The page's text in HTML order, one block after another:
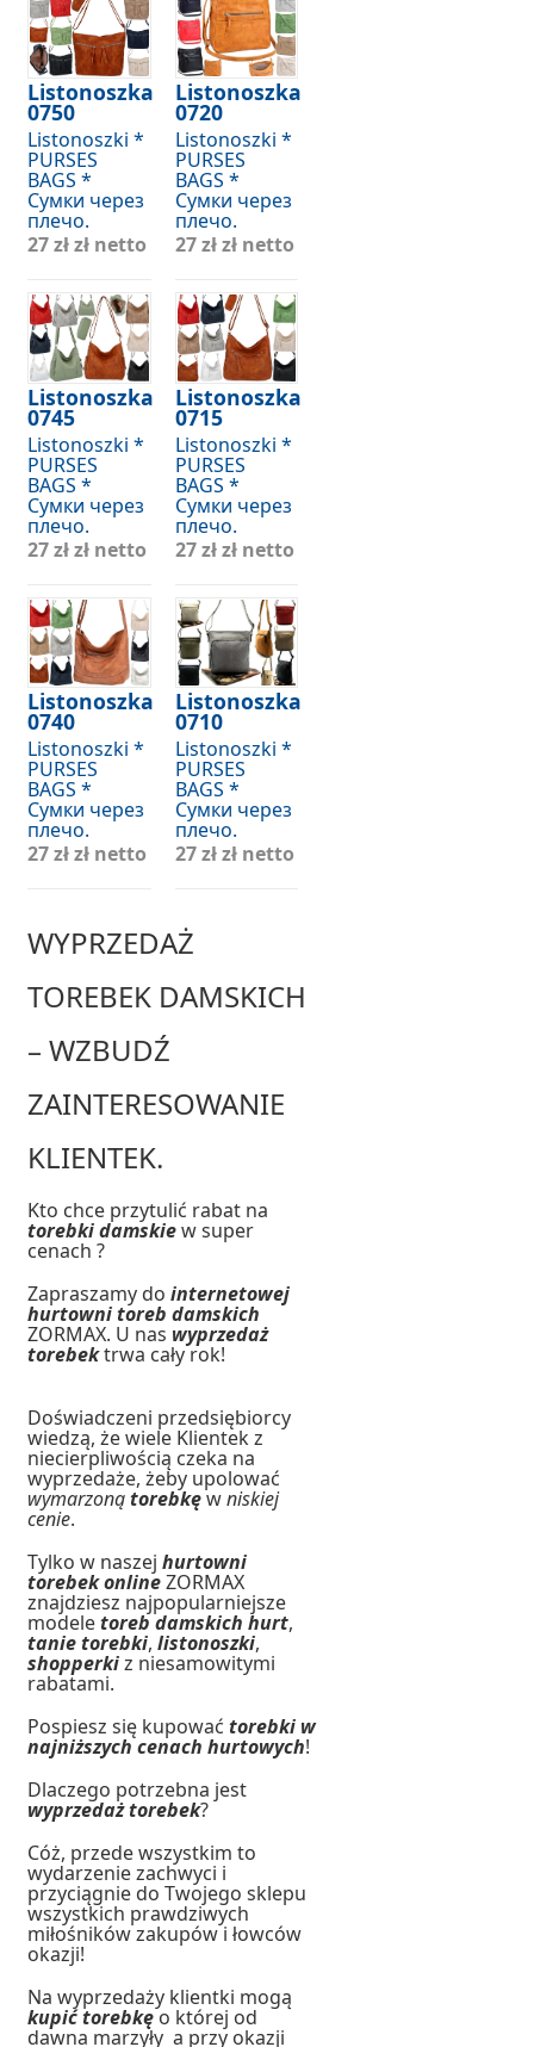
Listonoszka
0750
Listonoszki *
PURSES
BAGS *
Сумки через
плечо.
27 złzł netto
Listonoszka
0745
Listonoszki *
PURSES
BAGS *
Сумки через
плечо.
27 złzł netto
Listonoszka
0740
Listonoszki *
PURSES
BAGS *
Сумки через
плечо.
27 złzł netto
Listonoszka
0720
Listonoszki *
PURSES
BAGS *
Сумки через
плечо.
27 złzł netto
Listonoszka
0715
Listonoszki *
PURSES
BAGS *
Сумки через
плечо.
27 złzł netto
Listonoszka
0710
Listonoszki *
PURSES
BAGS *
Сумки через
плечо.
27 złzł netto
WYPRZEDAŻ
TOREBEK DAMSKICH
– WZBUDŹ
ZAINTERESOWANIE
KLIENTEK.
Kto chce przytulić rabat na
torebki damskiew super
cenach ?
Zapraszamy dointernetowej
hurtowni toreb damskich
ZORMAX. U nas wyprzedaż
torebektrwa cały rok!
Doświadczeni przedsiębiorcy
wiedzą, że wiele Klientek z
niecierpliwością czeka na
wyprzedaże, żeby upolować
wymarzonątorebkęwniskiej
cenie.
Tylko w naszejhurtowni
torebek onlineZORMAX
znajdziesz najpopularniejsze
modeletoreb damskich hurt,
tanie torebki,listonoszki,
shopperkiz niesamowitymi
rabatami.
Pospiesz się kupowaćtorebki w
najniższych cenach hurtowych!
Dlaczego potrzebna jest
wyprzedaż torebek?
Cóż, przede wszystkim to
wydarzenie zachwyci i
przyciągnie do Twojego sklepu
wszystkich prawdziwych
miłośników zakupów i łowców
okazji!
Na wyprzedaży klientki mogą
kupić torebkęo której od
dawna marzyły a przy okazji